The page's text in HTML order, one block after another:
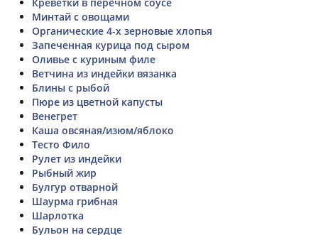
Минтай с овощами
Органические 4-х зерновые хлопья
Запеченная курица под сыром
Оливье с куриным филе
Ветчина из индейки вязанка
Блины с рыбой
Пюре из цветной капусты
Венегрет
Каша овсяная/изюм/яблоко
Тесто Фило
Рулет из индейки
Рыбный жир
Булгур отварной
Шаурма грибная
Шарлотка
Бульон на сердце